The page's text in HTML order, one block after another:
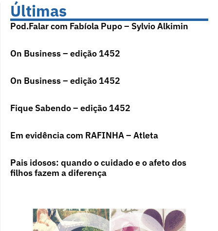
Últimas
Pod.Falar com Fabíola Pupo – Sylvio Alkimin
On Business – edição 1452
On Business – edição 1452
Fique Sabendo – edição 1452
Em evidência com RAFINHA – Atleta
Pais idosos: quando o cuidado e o afeto dos
filhos fazem a diferença